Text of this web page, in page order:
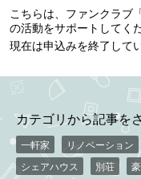
こちらは、ファンクラブ
の活動をサポートしてく
現在は申込みを終了して
カテゴリから記事を
一軒家 リノベーション
シェアハウス
別荘